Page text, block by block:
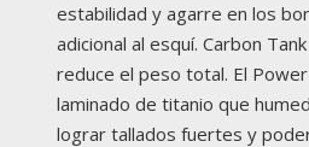
estabilidad y agarre en los
adicional al esquí. Carbon
reduce el peso total. El
laminado de titanio que
lograr tallados fuertes y